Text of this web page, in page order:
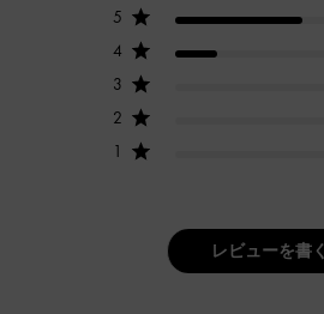
5
4
3
2
1
レビューを書く